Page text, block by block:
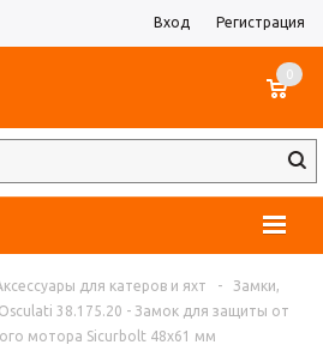
Вход Регистрация
0
для катеров и яхт -
Замки,
Osculati 38.175.20 - Замок для защиты от
мотора Sicurbolt 48x61 мм